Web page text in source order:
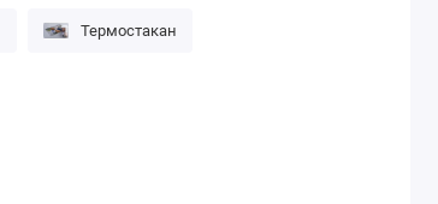
Термостакан